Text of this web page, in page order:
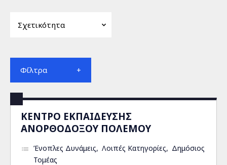
Φίλτρα
ΚΕΝΤΡΟ ΕΚΠΑΙΔΕΥΣΗΣ
ΑΝΟΡΘΟΔΟΞΟΥ ΠΟΛΕΜΟΥ
Ένοπλες Δυνάμεις Λοιπές Κατηγορίες
Δημόσιος
Τομέας